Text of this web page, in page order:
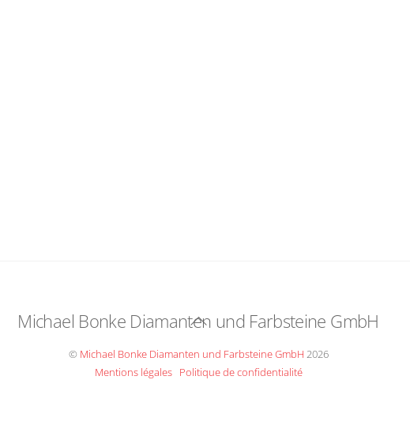
Back
Top
Michael Bonke Diamanten und Farbsteine GmbH
© Michael Bonke Diamanten und Farbsteine GmbH 2026
Mentions légales Politique de confidentialité